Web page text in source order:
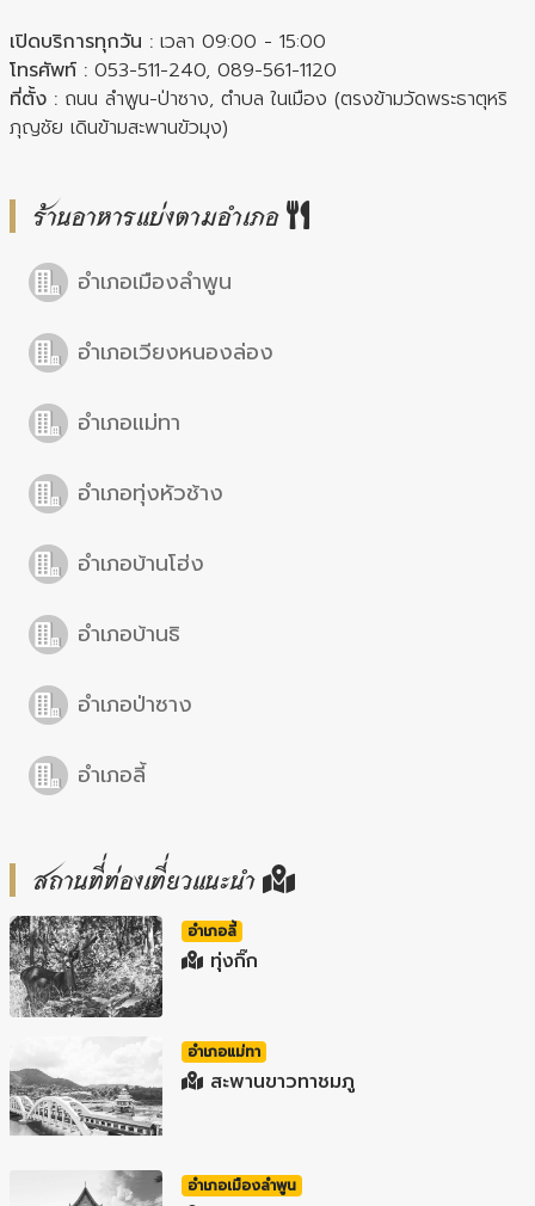
เปิดบริการทุกวัน : เวลา 09:00 - 15:00
โทรศัพท์ : 053-511-240, 089-561-1120
ที่ตั้ง : ถนน ลำพูน-ป่าซาง, ตำบล ในเมือง (ตรงข้ามวัดพระธาตุหริ
ภุญชัย เดินข้ามสะพานขัวมุง)
ร้านอาหารแบ่งตามอำเภอ
อำเภอเมืองลำพูน
อำเภอเวียงหนองล่อง
อำเภอแม่ทา
อำเภอทุ่งหัวช้าง
อำเภอบ้านโฮ่ง
อำเภอบ้านธิ
อำเภอป่าซาง
อำเภอลี้
สถานที่ท่องเที่ยวแนะนำ
อำเภอลี้
ทุ่งกิ๊ก
อำเภอแม่ทา
สะพานขาวทาชมภู
อำเภอเมืองลำพูน